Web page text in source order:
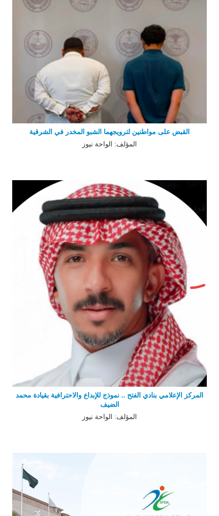
القبض على مواطنين لترويجهما الشبو المخدر في الشرقية
المؤلف: الواحة نيوز
المركز الإعلامي بنادي الفتح .. نموذج للإبداع والاحترافية بقيادة محمد
الضيف
المؤلف: الواحة نيوز